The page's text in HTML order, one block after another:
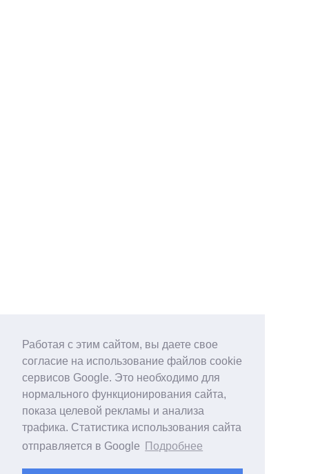
Работая с этим сайтом, вы даете свое
согласие на использование файлов cookie
сервисов Google. Это необходимо для
нормального функционирования сайта,
показа целевой рекламы и анализа
трафика. Статистика использования сайта
отправляется в Google
Подробнее